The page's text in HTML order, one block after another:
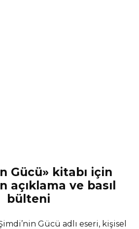
Gücü» kitabı için
açıklama ve basıl
bülteni
Gücü adlı eseri, kişisel